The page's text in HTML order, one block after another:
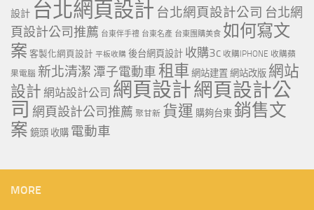
設計 台北網頁設計 台北網頁設計公司 台北網
頁設計公司推薦 台東伴手禮 台東名產 台東團購美食 如何寫文
案 客製化網頁設計 平板收購 後台網頁設計 收購3c 收購IPHONE 收購蘋
果電腦 新北清潔 潭子電動車租車 網站建置 網站改版 網站
設計 網站設計公司 網頁設計網頁設計公
司 網頁設計公司推薦 聚甘新 貨運 購夠台東 銷售文
案 鏡頭 收購 電動車
MORE